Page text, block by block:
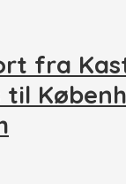
fra
til